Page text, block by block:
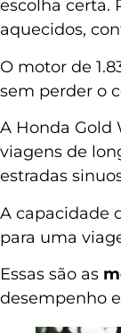
escolha certa.
aquecidos,
O motor de
sem perder o
A Honda Gold
viagens de
estradas
A capacidade
para uma
Essas são as
desempenho